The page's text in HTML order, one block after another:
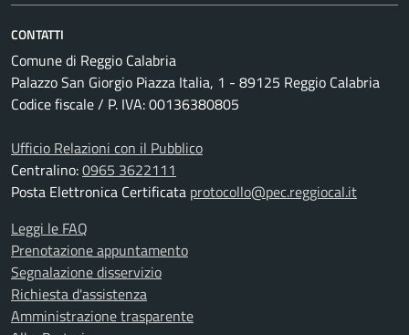
CONTATTI
Comune di Reggio Calabria
Palazzo San Giorgio Piazza Italia, 1 - 89125 Reggio Calabria
Codice fiscale / P. IVA: 00136380805
Ufficio Relazioni con il Pubblico
Centralino:0965 3622111
Posta Elettronica Certificata protocollo@pec.reggiocal.it
Leggi le FAQ
Prenotazione appuntamento
Segnalazione disservizio
Richiesta d'assistenza
Amministrazione trasparente